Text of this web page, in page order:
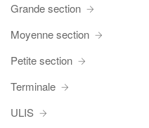
Grande section
Moyenne section
Petite section
Terminale
ULIS